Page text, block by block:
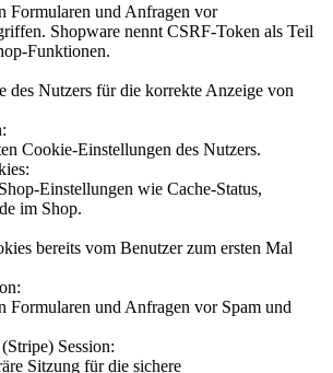
Formularen und Anfragen vor
Shopware nennt CSRF-Token als Teil
Funktionen.
des Nutzers für die korrekte Anzeige von
Cookie-Einstellungen des Nutzers.
Einstellungen wie Cache-Status,
im Shop.
bereits vom Benutzer zum ersten Mal
Formularen und Anfragen vor Spam und
Session:
Sitzung für die sichere